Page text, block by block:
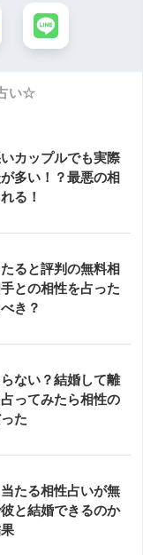
い☆
カップルでも実際
多い！？最悪の相
る！
ると評判の無料相
との相性を占った
き？
ない？結婚して離
ってみたら相性の
た
たる相性占いが無
と結婚できるのか